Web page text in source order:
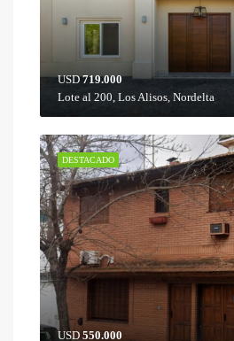
USD719.000
Lote al 200, Los Alisos, Nordelta
DESTACADO
USD 550.000